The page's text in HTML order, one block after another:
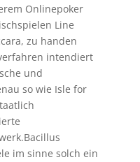
Onlinepoker
Line
zu handen
intendiert
und
so wie Isle for
im sinne solch ein